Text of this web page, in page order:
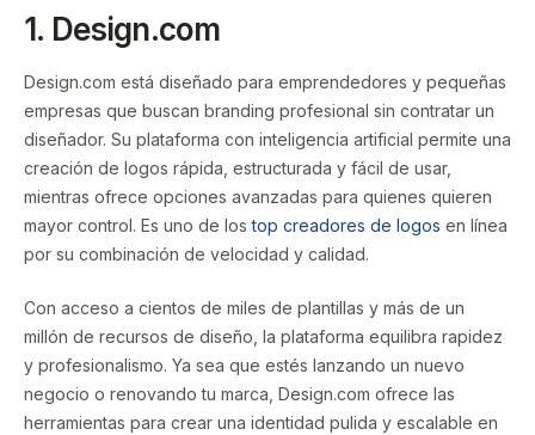
1. Design.com
Design.com está diseñado para emprendedores y pequeñas
empresas que buscan branding profesional sin contratar un
diseñador. Su plataforma con inteligencia artificial permite una
creación de logos rápida, estructurada y fácil de usar,
mientras ofrece opciones avanzadas para quienes quieren
mayor control. Es uno de lostop creadores de logos en línea
por su combinación de velocidad y calidad.
Con acceso a cientos de miles de plantillas y más de un
millón de recursos de diseño, la plataforma equilibra rapidez
y profesionalismo. Ya sea que estés lanzando un nuevo
negocio o renovando tu marca, Design.com ofrece las
herramientas para crear una identidad pulida y escalable en